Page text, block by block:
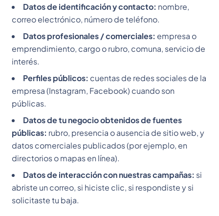
Datos de identificación y contacto: nombre,
correo electrónico, número de teléfono.
Datos profesionales / comerciales: empresa o
emprendimiento, cargo o rubro, comuna, servicio de
interés.
Perfiles públicos: cuentas de redes sociales de la
empresa (Instagram, Facebook) cuando son
públicas.
Datos de tu negocio obtenidos de fuentes
públicas: rubro, presencia o ausencia de sitio web, y
datos comerciales publicados (por ejemplo, en
directorios o mapas en línea).
Datos de interacción con nuestras campañas: si
abriste un correo, si hiciste clic, si respondiste y si
solicitaste tu baja.